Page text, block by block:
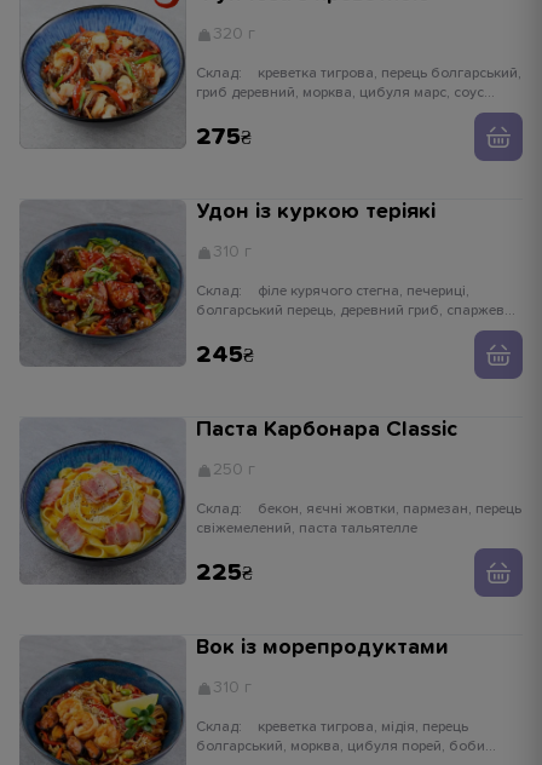
320 г
Склад:
гриб деревний, морква, цибуля марс, соус
цибуля зелена, кунжут
275
Удон із куркою теріякі
310 г
Склад:
болгарський перець, деревний гриб, спаржева
квасоля, цибуля порей, локшина удон, соус
теріякі, цибуля зелена, кунжут
245
Паста Карбонара Classic
250 г
Склад:
свіжемелений, паста тальятелле
225
Вок із морепродуктами
310 г
Склад:
болгарський, морква, цибуля порей, боби